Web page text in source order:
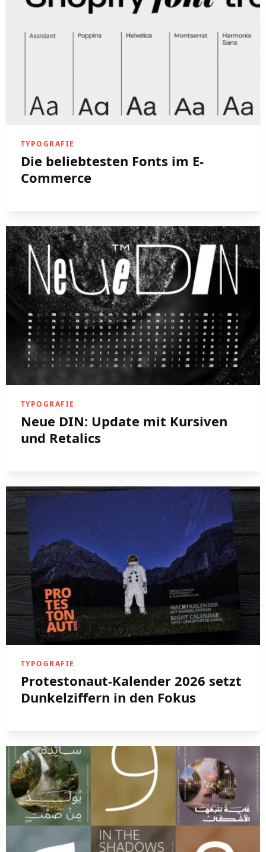
TYPOGRAFIE
Die beliebtesten Fonts im E-
Commerce
TYPOGRAFIE
Neue DIN: Update mit Kursiven
und Retalics
TYPOGRAFIE
Protestonaut-Kalender 2026 setzt
Dunkelziffern in den Fokus